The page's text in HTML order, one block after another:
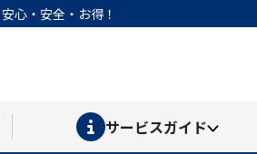
心・安全・お得！
サービスガイド